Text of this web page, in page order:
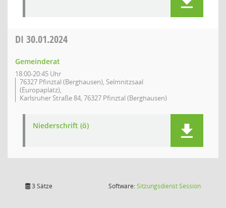
DI 30.01.2024
Gemeinderat
18:00-20:45 Uhr
76327 Pfinztal (Berghausen), Selmnitzsaal
(Europaplatz),
Karlsruher Straße 84, 76327 Pfinztal (Berghausen)
Niederschrift (ö)
3 Sätze Software:SitzungsdienstSession(Wird in